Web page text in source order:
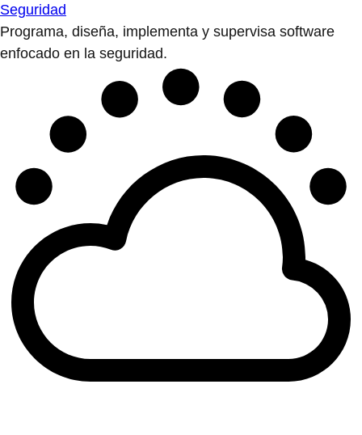
Seguridad
Programa, diseña, implementa y supervisa software
enfocado en la seguridad.